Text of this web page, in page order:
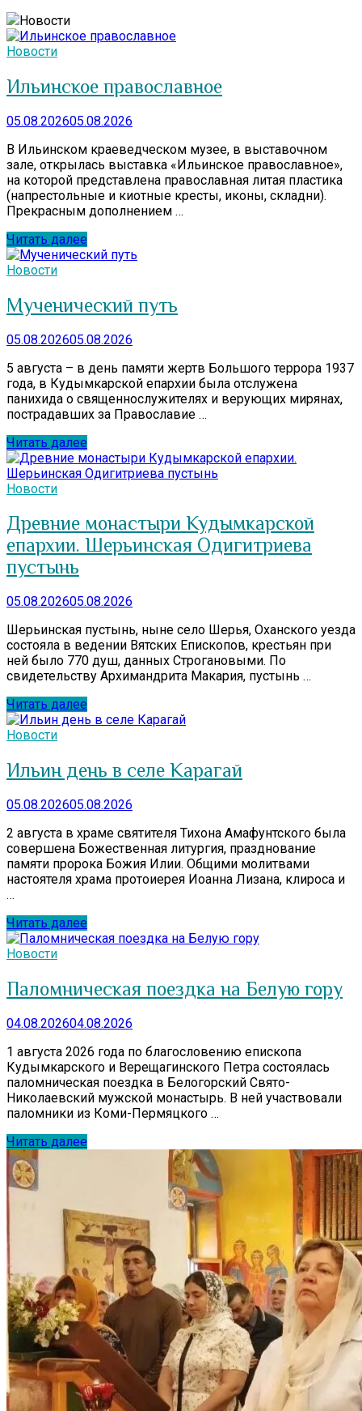
Новости
Новости
Ильинское православное
05.08.202605.08.2026
В Ильинском краеведческом музее, в выставочном
зале, открылась выставка «Ильинское православное»,
на которой представлена православная литая пластика
(напрестольные и киотные кресты, иконы, складни).
Прекрасным дополнением …
Читать далее
Новости
Мученический путь
05.08.202605.08.2026
5 августа – в день памяти жертв Большого террора 1937
года, в Кудымкарской епархии была отслужена
панихида о священнослужителях и верующих мирянах,
пострадавших за Православие …
Читать далее
Новости
Древние монастыри Кудымкарской
епархии. Шерьинская Одигитриева
пустынь
05.08.202605.08.2026
Шерьинская пустынь, ныне село Шерья, Оханского уезда
состояла в ведении Вятских Епископов, крестьян при
ней было 770 душ, данных Строгановыми. По
свидетельству Архимандрита Макария, пустынь …
Читать далее
Новости
Ильин день в селе Карагай
05.08.202605.08.2026
2 августа в храме святителя Тихона Амафунтского была
совершена Божественная литургия, празднование
памяти пророка Божия Илии. Общими молитвами
настоятеля храма протоиерея Иоанна Лизана, клироса и
…
Читать далее
Новости
Паломническая поездка на Белую гору
04.08.202604.08.2026
1 августа 2026 года по благословению епископа
Кудымкарского и Верещагинского Петра состоялась
паломническая поездка в Белогорский Свято-
Николаевский мужской монастырь. В ней участвовали
паломники из Коми-Пермяцкого …
Читать далее